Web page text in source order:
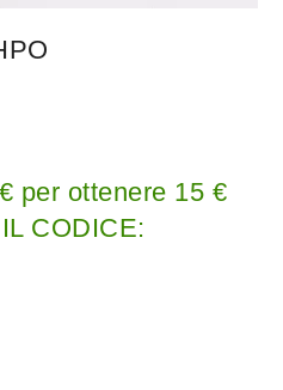
per ottenere 15 €
CODICE: